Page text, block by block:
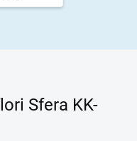
Sfera KK-